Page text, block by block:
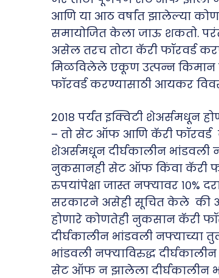
आणि या आठ वर्षांत झालेल्या
समायोजित केला जाऊ शकतो.
असेल तरच तोटा कॅरी फॉरवर्ड
मिळविलेले एकूण उत्पन्न किमान
फॉरवर्ड करण्यासाठी आयकर
२०१८ पर्यंत इक्विटी शेअर्समधून
– तो सेट ऑफ आणि कॅरी फॉरवर्ड
शेअर्समधून दीर्घकालीन भांडवली
नुकसानही सेट ऑफ किंवा कॅरी
रुपयांपेक्षा जास्त नफ्यावर १०%
सरकारने असेही सूचित केले की
होणारे कोणतेही नुकसान कॅरी
दीर्घकालीन भांडवली
भांडवली नफ्याविरुद्ध
सेट ऑफ न झालेला दीर्घकालीन